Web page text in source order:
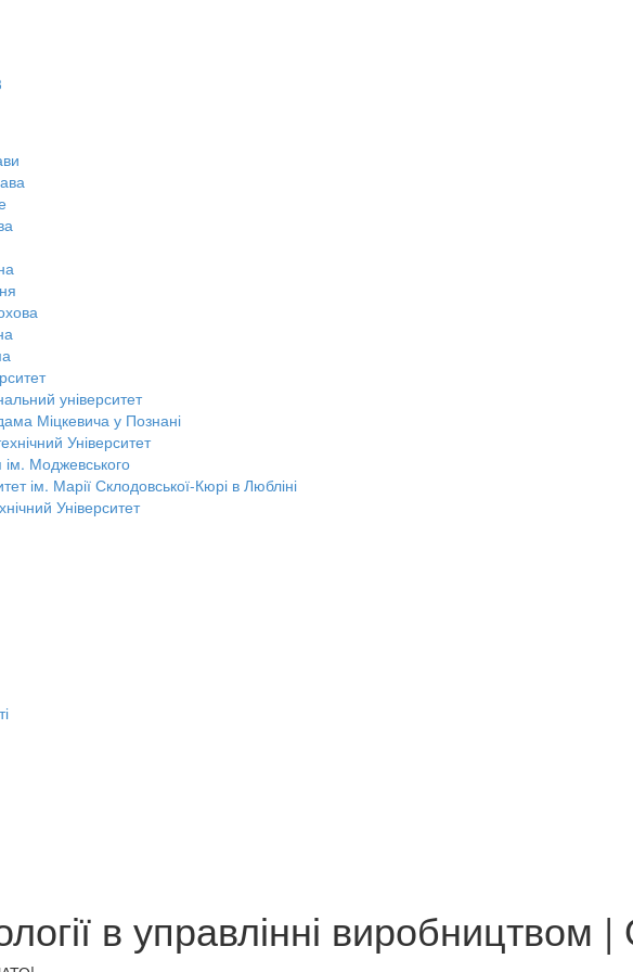
університет
Міцкевича у Познані
Університет
ім. Моджевського
ім. Марії Склодовської-Кюрі в Любліні
Університет
в управлінні виробництвом